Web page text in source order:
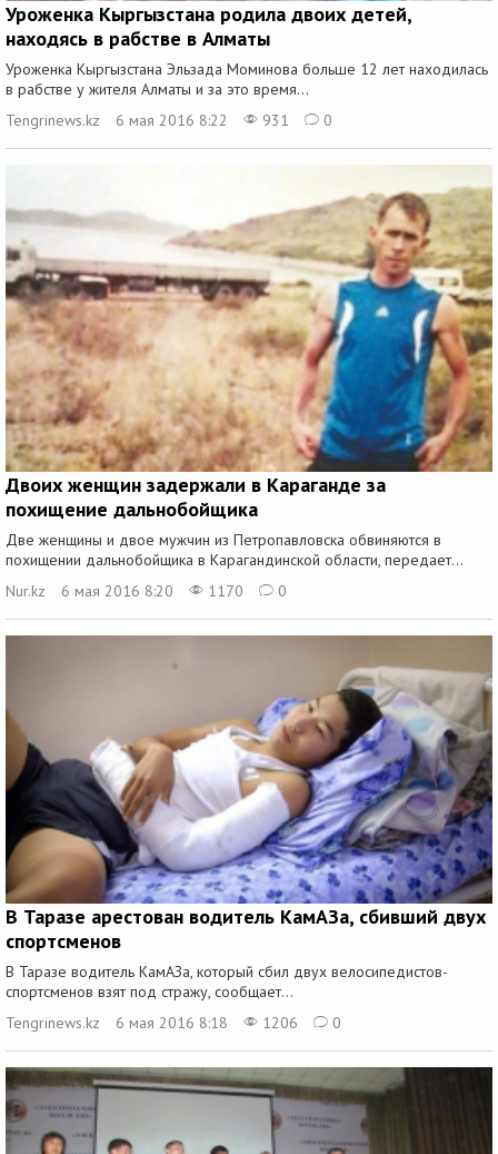
Уроженка Кыргызстана родила двоих детей,
находясь в рабстве в Алматы
Уроженка Кыргызстана Эльзада Моминова больше 12 лет находилась
в рабстве у жителя Алматы и за это время...
Tengrinews.kz
6 мая 2016 8:22 931 0
Двоих женщин задержали в Караганде за
похищение дальнобойщика
Две женщины и двое мужчин из Петропавловска обвиняются в
похищении дальнобойщика в Карагандинской области, передает...
Nur.kz
6 мая 2016 8:20 1170 0
В Таразе арестован водитель КамАЗа, сбивший двух
спортсменов
В Таразе водитель КамАЗа, который сбил двух велосипедистов-
спортсменов взят под стражу, сообщает...
Tengrinews.kz
6 мая 2016 8:18 1206 0